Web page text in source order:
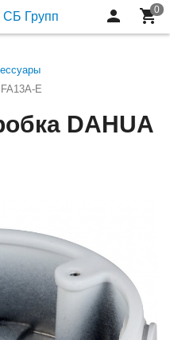
E
DAHUA